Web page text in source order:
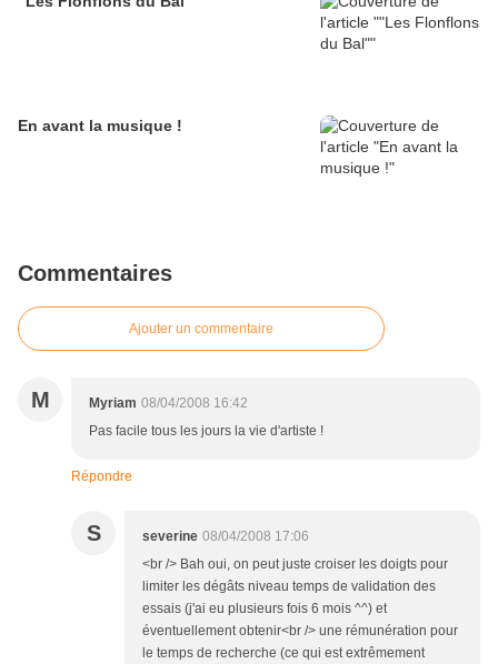
En avant la musique !
Commentaires
Ajouter un commentaire
M Myriam 08/04/2008 16:42
Pas facile tous les jours la vie d'artiste !
Répondre
S severine 08/04/2008 17:06
<br /> Bah oui, on peut juste croiser les doigts pour
limiter les dégâts niveau temps de validation des
essais (j'ai eu plusieurs fois 6 mois ^^) et
éventuellement obtenir<br /> une rémunération pour
le temps de recherche (ce qui est extrêmement